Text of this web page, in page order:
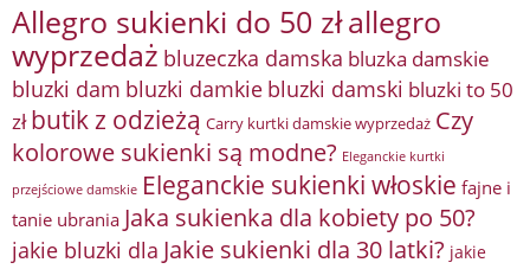
Allegro sukienki do 50 złallegro
wyprzedaż bluzeczka damska bluzka damskie
bluzki dam bluzki damkie bluzki damski bluzki to 50
zł butik z odzieżą Carry kurtki damskie wyprzedaż Czy
kolorowe sukienki są modne? Eleganckie kurtki
przejściowe damskie Eleganckie sukienki włoskie fajne i
tanie ubrania Jaka sukienka dla kobiety po 50?
jakie bluzki dla Jakie sukienki dla 30 latki? jakie